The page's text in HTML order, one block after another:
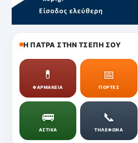
Η ΠΑΤΡΑ ΣΤΗΝ ΤΣΕΠΗ ΣΟΥ
💊
ΦΑΡΜΑΚΕΙΑ
📅
ΓΙΟΡΤΕΣ
🚌
ΑΣΤΙΚΑ
📞
ΤΗΛΕΦΩΝΑ